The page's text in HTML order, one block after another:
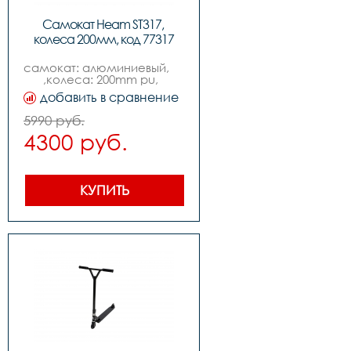
Самокат Heam ST317,
колеса 200мм, код 77317
самокат: алюминиевый,
,колеса: 200mm pu,
,подшипник: abec-7,,вес:
3.3kg,,максимальная
нагрузка: 80kg
добавить в сравнение
5990 руб.
4300 руб.
КУПИТЬ